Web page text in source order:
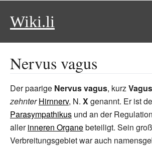
Wiki.li
Nervus vagus
Der paarige Nervus vagus, kurzVagus
zehnter Hirnnerv, N. Xgenannt. Er ist
Parasympathikus und an der
allerinneren Organebeteiligt. Sein
Verbreitungsgebiet war auch